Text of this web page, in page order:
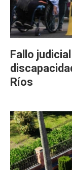
Fallo
Ríos